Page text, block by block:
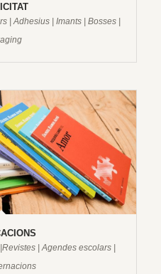
| Adhesius | Imants | Bosses |
| Agendes escolars |